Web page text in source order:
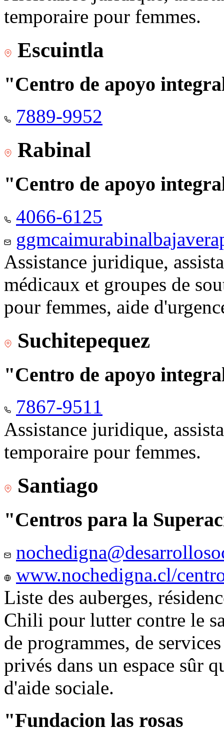
temporaire pour femmes.
Escuintla
"Centro de apoyo
7889-9952
Rabinal
"Centro de apoyo
4066-6125
Assistance juridique,
médicaux et groupes de
pour femmes, aide
Suchitepequez
"Centro de apoyo
7867-9511
Assistance juridique,
temporaire pour femmes.
Santiago
"Centros para la
www.nochedigna.cl/
Liste des auberges,
Chili pour lutter contre le
de programmes, de
privés dans un espace sûr
d'aide sociale.
"Fundacion las rosas